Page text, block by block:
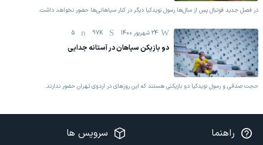
در فصل جدید فوتبال پس از سال‌ها رسول نویدکیا دیگر در کنار سپاهانی‌ها حضور نخواهد داشت.
24 شهریور 1400 97K
5
دو بازیکن سپاهان در آستانه جدایی
حجت صدقی و رسول نویدکیا دو بازیکنی هستند که این روزهای در اردوی تهران حضور ندارند.
راهنما سرویس ها